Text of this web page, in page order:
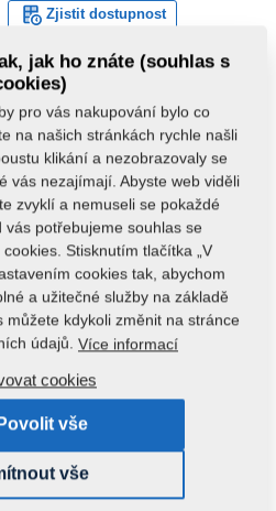
Zjistit dostupnost
0,5600 kg
jak ho znáte (souhlas s
pro vás nakupování bylo co
na našich stránkách rychle našli
klikání a nezobrazovaly se
vás nezajímají. Abyste web viděli
zvyklí a nemuseli se pokaždé
vás potřebujeme souhlas se
Stisknutím tlačítka „V
cookies tak, abychom
a užitečné služby na základě
můžete kdykoli změnit na stránce
údajů. Více informací
cookies
vše
vše